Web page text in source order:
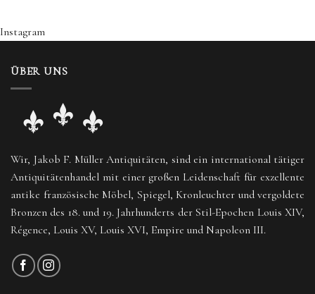
Instagram
ÜBER UNS
Wir, Jakob F. Müller Antiquitäten, sind ein international tätiger
Antiquitätenhandel mit einer großen Leidenschaft für exzellente
antike französische Möbel, Spiegel, Kronleuchter und vergoldete
Bronzen des 18. und 19. Jahrhunderts der Stil-Epochen Louis XIV,
Régence, Louis XV, Louis XVI, Empire und Napoleon III.